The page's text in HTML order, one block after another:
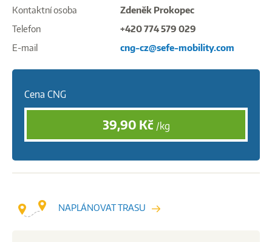
Kontaktní osoba
Zdeněk Prokopec
Telefon
+420 774 579 029
E-mail
cng-cz@sefe-mobility.com
Cena CNG
39,90 Kč /kg
NAPLÁNOVAT TRASU